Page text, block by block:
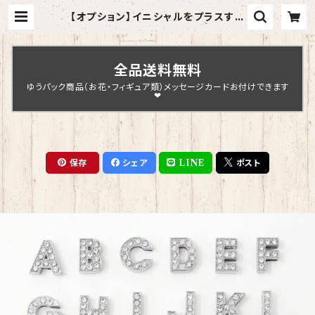
【オプション】イニシャルをプラスする
| Chopin Design
全品送料無料
ゆうパック商品（お花・フィギュア類）メッセージカードお付けできます
❤
保存 シェア LINE ポスト